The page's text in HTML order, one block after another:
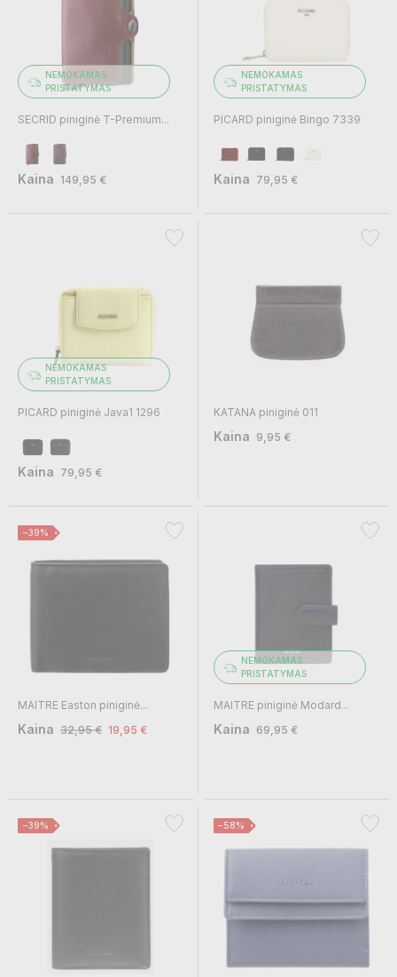
NEMOKAMAS
PRISTATYMAS
SECRID piniginė T-Premium...
Kaina 149,95 €
NEMOKAMAS
PRISTATYMAS
PICARD piniginė Bingo 7339
Kaina 79,95 €
NEMOKAMAS
PRISTATYMAS
PICARD piniginė Java1 1296
Kaina 79,95 €
KATANA piniginė 011
Kaina 9,95 €
−39%
MAITRE Easton piniginė...
Kaina 32,95 € 19,95 €
NEMOKAMAS
PRISTATYMAS
MAITRE piniginė Modard...
Kaina 69,95 €
−39% −58%